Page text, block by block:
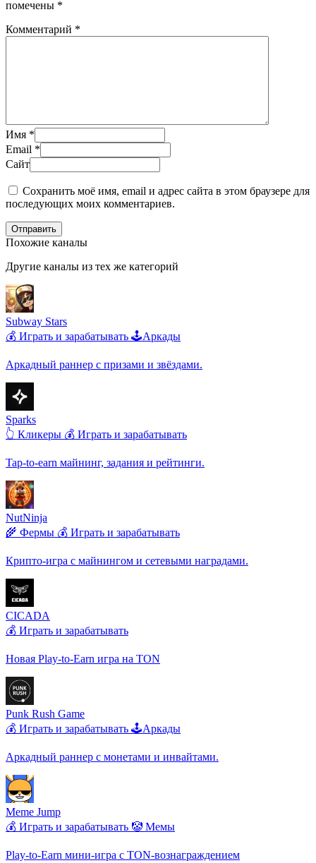
помечены *
Комментарий *
Имя *
Email *
Сайт
Сохранить моё имя, email и адрес сайта в этом браузере для
последующих моих комментариев.
Отправить
Похожие каналы
Другие каналы из тех же категорий
️Subway Stars
💰 Играть и зарабатывать 🕹️Аркады
Аркадный раннер с призами и звёздами.
Sparks
👆 Кликеры 💰 Играть и зарабатывать
Tap-to-earn майнинг, задания и рейтинги.
NutNinja
🌾 Фермы 💰 Играть и зарабатывать
Крипто-игра с майнингом и сетевыми наградами.
CICADA
💰 Играть и зарабатывать
Новая Play-to-Earn игра на TON
Punk Rush Game
💰 Играть и зарабатывать 🕹️Аркады
Аркадный раннер с монетами и инвайтами.
Meme Jump
💰 Играть и зарабатывать 🤡 Мемы
Play-to-Earn мини-игра с TON-вознаграждением